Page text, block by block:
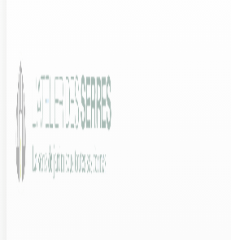
battante 0.73 ml – Lucarne de bardage –
Toile d’ombrage faîtage simple 4.57 ml
2019 – Montage d’une serre victorienne –
(35 – Ille-et-Vilaine)
Découvrez le modèle :